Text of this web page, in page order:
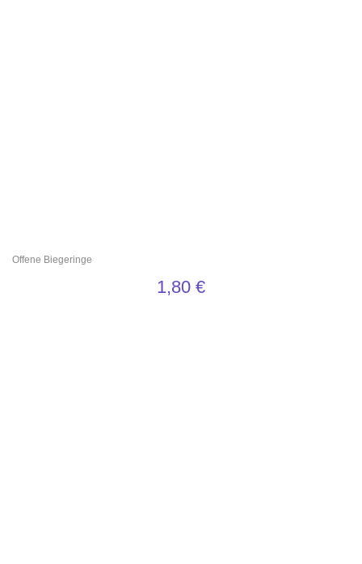
Offene Biegeringe
1,80 €